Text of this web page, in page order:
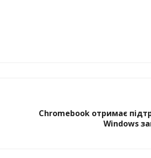
Chromebook отримає
Windows